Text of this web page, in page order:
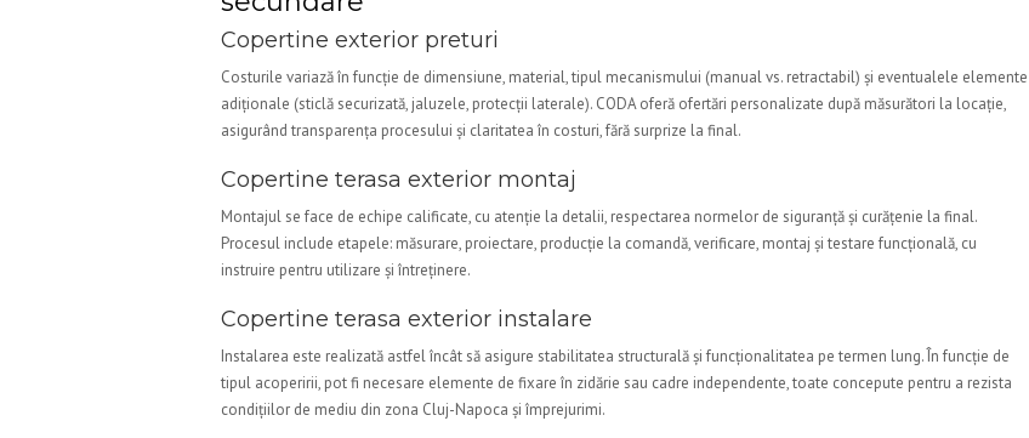
Copertine exterior preturi
Costurile variază în funcție de dimensiune, material, tipul mecanismului (manual vs. retractabil) și eventualele elemente
adiționale (sticlă securizată, jaluzele, protecții laterale). CODA oferă ofertări personalizate după măsurători la locație,
asigurând transparența procesului și claritatea în costuri, fără surprize la final.
Copertine terasa exterior montaj
Montajul se face de echipe calificate, cu atenție la detalii, respectarea normelor de siguranță și curățenie la final.
Procesul include etapele: măsurare, proiectare, producție la comandă, verificare, montaj și testare funcțională, cu
instruire pentru utilizare și întreținere.
Copertine terasa exterior instalare
Instalarea este realizată astfel încât să asigure stabilitatea structurală și funcționalitatea pe termen lung. În funcție de
tipul acoperirii, pot fi necesare elemente de fixare în zidărie sau cadre independente, toate concepute pentru a rezista
condițiilor de mediu din zona Cluj-Napoca și împrejurimi.